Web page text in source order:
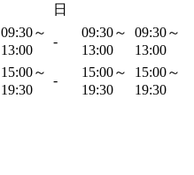
日
09:30～
13:00
-
09:30～
13:00
09:30～
13:00
15:00～
19:30
-
15:00～
19:30
15:00～
19:30